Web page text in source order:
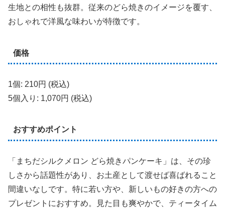
生地との相性も抜群。従来のどら焼きのイメージを覆す、
おしゃれで洋風な味わいが特徴です。
価格
1個: 210円 (税込)
5個入り: 1,070円 (税込)
おすすめポイント
「まちだシルクメロン どら焼きパンケーキ」は、その珍
しさから話題性があり、お土産として渡せば喜ばれること
間違いなしです。特に若い方や、新しいもの好きの方への
プレゼントにおすすめ。見た目も爽やかで、ティータイム